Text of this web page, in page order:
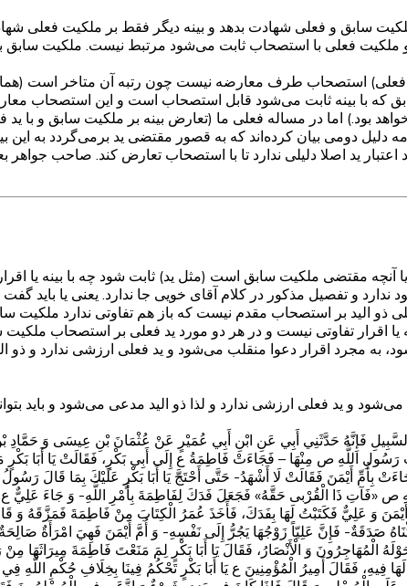
سابق و فعلی شهادت بدهد و بینه دیگر فقط بر ملکیت فعلی
فعلی با استصحاب ثابت می‌شود مرتبط نیست. ملکیت سابق
فعلی) استصحاب طرف معارضه نیست چون رتبه آن متاخر است
که با بینه ثابت می‌شود قابل استصحاب است و این استصحاب
بود.) اما در مساله فعلی ما (تعارض بینه بر ملکیت سابق و با
دومی بیان کرده‌اند که به قصور مقتضی ید برمی‌گردد به
ید اصلا دلیلی ندارد تا با استصحاب تعارض کند. صاحب
مقتضی ملکیت سابق است (مثل ید) ثابت شود چه با بینه یا
ندارد و تفصیل مذکور در کلام آقای خویی جا ندارد. یعنی یا
ذو الید بر استصحاب مقدم نیست که باز هم تفاوتی ندارد ملکیت
اقرار تفاوتی نیست و در هر دو مورد ید فعلی بر استصحاب
به مجرد اقرار دعوا منقلب می‌شود و ید فعلی ارزشی ندارد و
و ید فعلی ارزشی ندارد و لذا ذو الید مدعی می‌شود و باید
فَإِنَّهُ حَدَّثَنِي أَبِي عَنِ ابْنِ أَبِي عُمَيْرٍ عَنْ عُثْمَانَ بْنِ عِيسَى وَ حَمَّادِ بْنِ
اللَّهِ ص مِنْهَا – فَجَاءَتْ فَاطِمَةُ ع إِلَى أَبِي بَكْرٍ، فَقَالَتْ يَا أَبَا
بِأُمِّ أَيْمَنَ فَقَالَتْ لَا أَشْهَدُ- حَتَّى أَحْتَجَّ يَا أَبَا بَكْرٍ عَلَيْكَ بِمَا قَالَ
ص «فَآتِ ذَا الْقُرْبى‏ حَقَّهُ‏» فَجَعَلَ فَدَكَ‏ لِفَاطِمَةَ بِأَمْرِ اللَّهِ- وَ جَاءَ عَلِيٌّ
وَ عَلِيٌّ فَكَتَبْتُ لَهَا بِفَدَكَ، فَأَخَذَ عُمَرُ الْكِتَابَ مِنْ فَاطِمَةَ فَمَزَّقَهُ
صَدَقَةٌ- فَإِنَّ عَلِيّاً زَوْجُهَا يَجُرُّ إِلَى نَفْسِهِ- وَ أُمَّ أَيْمَنَ فَهِيَ امْرَأَةٌ
الْمُهَاجِرُونَ وَ الْأَنْصَارُ، فَقَالَ يَا أَبَا بَكْرٍ لِمَ مَنَعْتَ فَاطِمَةَ
فِيهِ، فَقَالَ أَمِيرُ الْمُؤْمِنِينَ ع يَا أَبَا بَكْرٍ تَحْكُمُ فِينَا بِخِلَافِ حُكْمِ